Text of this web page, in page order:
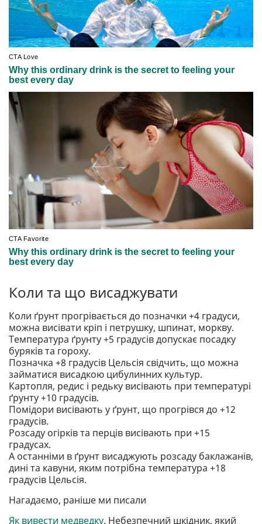
Коли та що висаджувати
Коли ґрунт прогрівається до позначки +4 градуси,
можна висівати кріп і петрушку, шпинат, моркву.
Температура ґрунту +5 градусів допускає посадку
буряків та гороху.
Позначка +8 градусів Цельсія свідчить, що можна
займатися висадкою цибулинних культур.
Картопля, редис і редьку висівають при температурі
ґрунту +10 градусів.
Помідори висівають у ґрунт, що прогрівся до +12
градусів.
Розсаду огірків та перців висівають при +15
градусах.
А останніми в ґрунт висаджують розсаду баклажанів,
дині та кавуни, яким потрібна температура +18
градусів Цельсія.
Нагадаємо, раніше ми писали
Як вивести медведку. Небезпечний шкідник, який